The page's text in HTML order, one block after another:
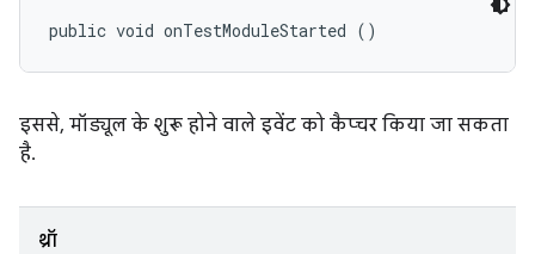
public void onTestModuleStarted ()
इससे, मॉड्यूल के शुरू होने वाले इवेंट को कैप्चर किया जा सकता
है.
थ्रॉ